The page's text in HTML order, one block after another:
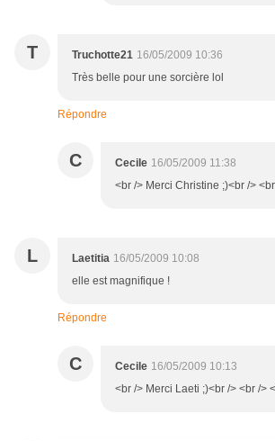
T Truchotte21 16/05/2009 10:36
Très belle pour une sorcière lol
Répondre
C Cecile 16/05/2009 11:38
<br /> Merci Christine ;)<br />
L Laetitia 16/05/2009 10:08
elle est magnifique !
Répondre
C Cecile 16/05/2009 10:13
<br /> Merci Laeti ;)<br /> <br />